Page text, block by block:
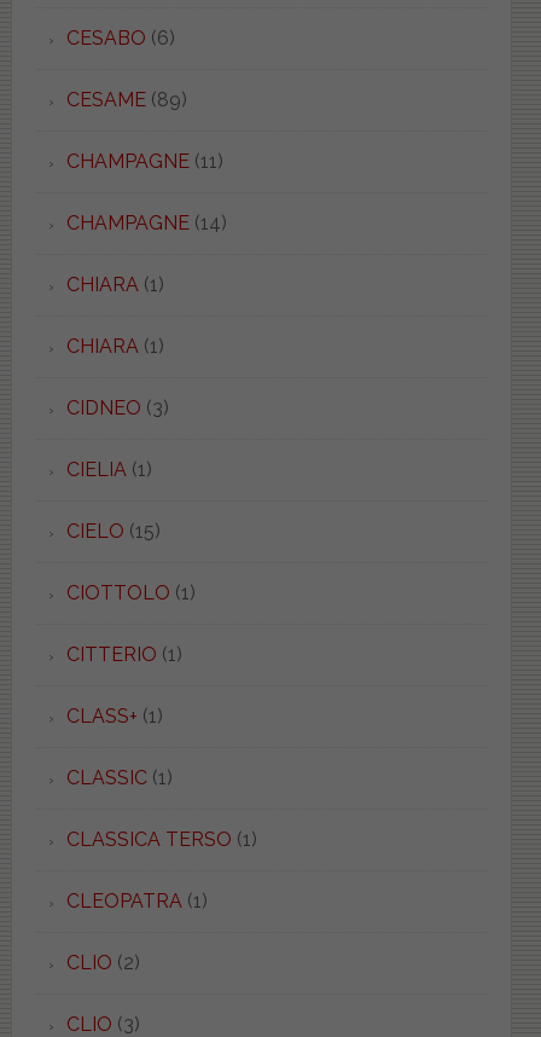
CESABO (6)
CESAME(89)
CHAMPAGNE(11)
CHAMPAGNE(14)
CHIARA(1)
CHIARA(1)
CIDNEO (3)
CIELIA(1)
CIELO (15)
CIOTTOLO (1)
CITTERIO (1)
CLASS+ (1)
CLASSIC(1)
CLASSICA TERSO (1)
CLEOPATRA(1)
CLIO (2)
CLIO (3)